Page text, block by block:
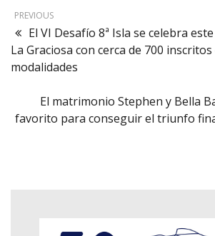
PREVIOUS
El VI Desafío 8ª Isla se celebra
La Graciosa con cerca de 700
modalidades
El matrimonio Stephen y Bella
favorito para conseguir el triunfo